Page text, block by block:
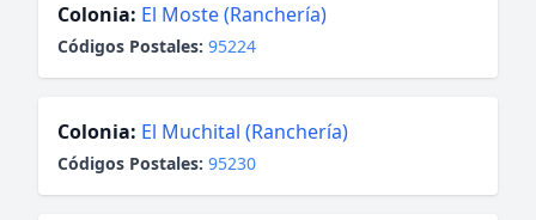
Colonia: El Moste (Ranchería)
Códigos Postales: 95224
Colonia: El Muchital (Ranchería)
Códigos Postales: 95230